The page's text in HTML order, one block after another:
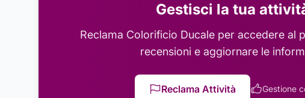
Gestisci la tua
Reclama Colorificio Ducaleper accedere al
recensioni e aggiornare le
Reclama Attività Gestione